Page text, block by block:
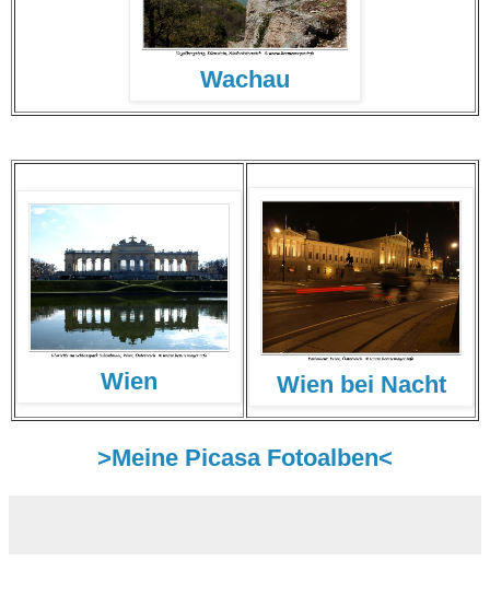
Wachau
Wien Wien bei Nacht
>Meine Picasa Fotoalben<